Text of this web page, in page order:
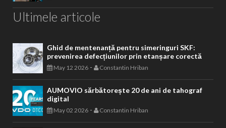
Ultimele articole
Ghid de mentenanță pentru simeringuri SKF:
prevenirea defecțiunilor prin etanșare corectă
May 12 2026 - Constantin Hriban
AUMOVIO sărbătorește 20 de ani de tahograf
digital
May 02 2026 - Constantin Hriban